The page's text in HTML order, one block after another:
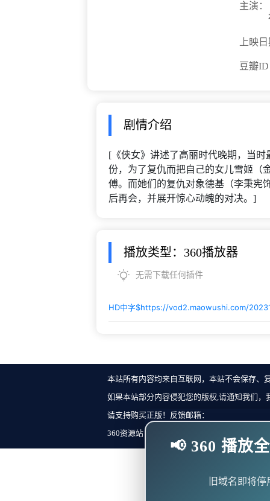
主演：
上映
豆瓣
剧情介绍
[《侠女》讲述了高丽时代晚期，当
份，为了复仇而把自己的女儿雪姬（
傅。而她们的复仇对象德基（李秉宪
后再会，并展开惊心动魄的对决。]
播放类型：360播放器
无需下载任何插件
HD中字$https://vod2.maowushi.com/
本站所有内容均来自互联网，本站不会保存、
如果本站部分内容侵犯您的版权,请通知我们
请支持购买正版！反馈邮箱：
360资源站 Copyright ©2018-2023 All Rights
📢 360 播放
旧域名即将